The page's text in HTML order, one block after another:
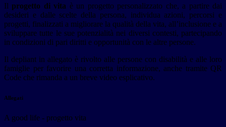
Il progetto di vita è un progetto personalizzato che, a partire dai
desideri e dalle scelte della persona, individua azioni, percorsi e
progetti, finalizzati a migliorare la qualità della vita, all’inclusione e a
sviluppare tutte le sue potenzialità nei diversi contesti, partecipando
in condizioni di pari diritti e opportunità con le altre persone.
Il depliant in allegato è rivolto alle persone con disabilità e alle loro
famiglie per favorire una corretta informazione, anche tramite QR
Code che rimanda a un breve video esplicativo.
Allegati
A good life - progetto vita